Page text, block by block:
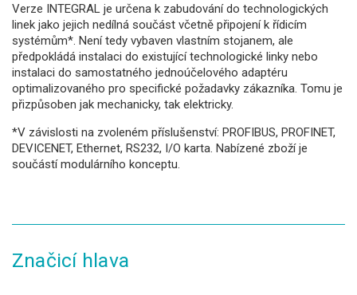
Verze INTEGRAL je určena k zabudování do technologických
linek jako jejich nedílná součást včetně připojení k řídicím
systémům*. Není tedy vybaven vlastním stojanem, ale
předpokládá instalaci do existující technologické linky nebo
instalaci do samostatného jednoúčelového adaptéru
optimalizovaného pro specifické požadavky zákazníka. Tomu je
přizpůsoben jak mechanicky, tak elektricky.
*V závislosti na zvoleném příslušenství: PROFIBUS, PROFINET,
DEVICENET, Ethernet, RS232, I/O karta. Nabízené zboží je
součástí modulárního konceptu.
Značicí hlava